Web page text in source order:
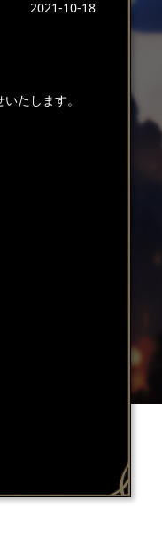
2021-10-18
たします。